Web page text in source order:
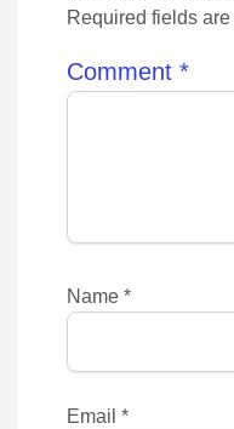
Required fields
Comment *
Name *
Email *